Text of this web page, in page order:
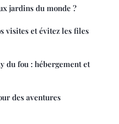
jardins du monde ?
visites et évitez les files
du fou : hébergement et
des aventures